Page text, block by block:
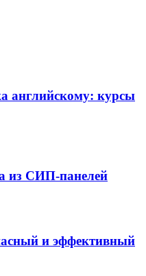
английскому: курсы
из СИП-панелей
и эффективный